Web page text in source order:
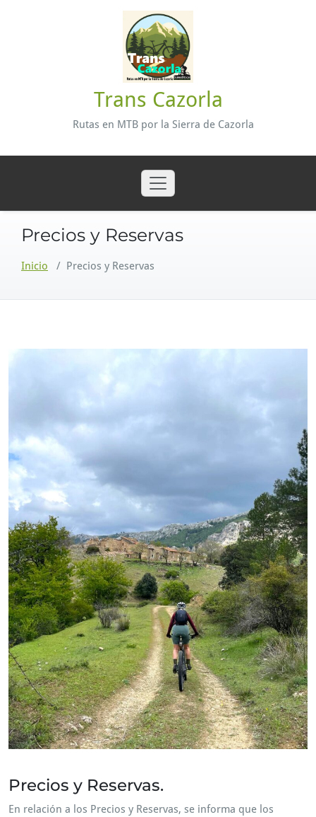
Trans Cazorla
Rutas en MTB por la Sierra de Cazorla
Precios y Reservas
Inicio / Precios y Reservas
Precios y Reservas.
En relación a los Precios y Reservas, se informa que los